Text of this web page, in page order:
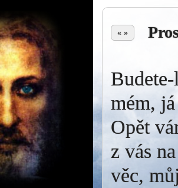
« »
mém,
Opět
z vás
věc,